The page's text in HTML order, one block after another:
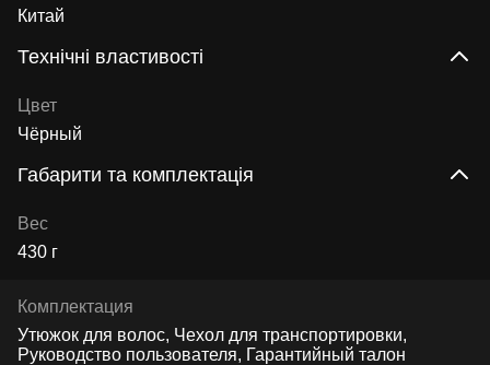
Китай
Технічні властивості
Цвет
Чёрный
Габарити та комплектація
Вес
430 г
Комплектация
Утюжок для волос, Чехол для транспортировки,
Руководство пользователя, Гарантийный талон